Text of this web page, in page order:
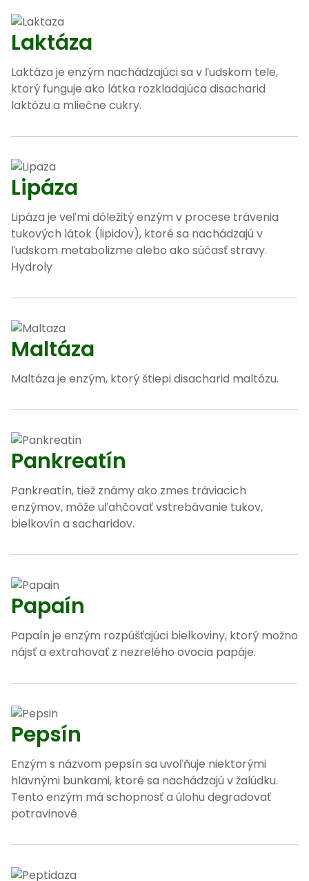
Laktáza
Laktáza je enzým nachádzajúci sa v ľudskom tele,
ktorý funguje ako látka rozkladajúca disacharid
laktózu a mliečne cukry.
Lipáza
Lipáza je veľmi dôležitý enzým v procese trávenia
tukových látok (lipidov), ktoré sa nachádzajú v
ľudskom metabolizme alebo ako súčasť stravy.
Hydroly
Maltáza
Maltáza je enzým, ktorý štiepi disacharid maltózu.
Pankreatín
Pankreatín, tiež známy ako zmes tráviacich
enzýmov, môže uľahčovať vstrebávanie tukov,
bielkovín a sacharidov.
Papaín
Papaín je enzým rozpúšťajúci bielkoviny, ktorý možno
nájsť a extrahovať z nezrelého ovocia papáje.
Pepsín
Enzým s názvom pepsín sa uvoľňuje niektorými
hlavnými bunkami, ktoré sa nachádzajú v žalúdku.
Tento enzým má schopnosť a úlohu degradovať
potravinové